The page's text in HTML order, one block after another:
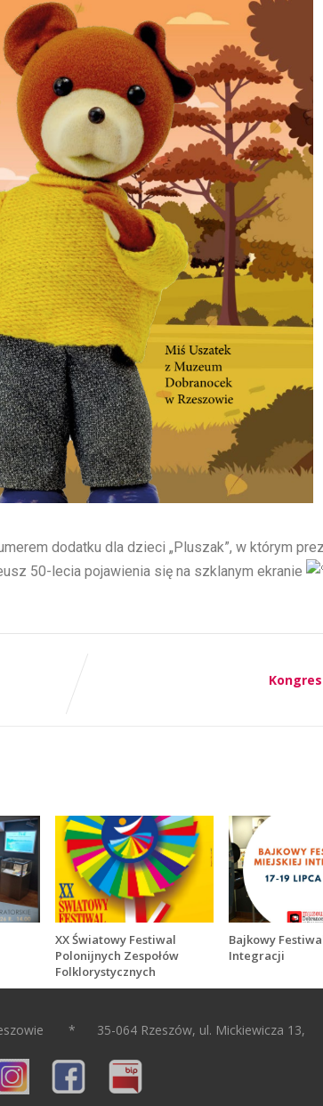
dodatku dla dzieci „Pluszak”, w którym
50-lecia pojawienia się na szklanym ekranie
XX Światowy Festiwal
Polonijnych Zespołów
Folklorystycznych
Bajkowy
Integracji
Rzeszowie * 35-064 Rzeszów, ul. Mickiewicza